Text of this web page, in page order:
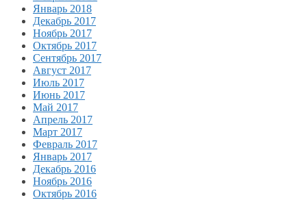
Январь 2018
Декабрь 2017
Ноябрь 2017
Октябрь 2017
Сентябрь 2017
Август 2017
Июль 2017
Июнь 2017
Май 2017
Апрель 2017
Март 2017
Февраль 2017
Январь 2017
Декабрь 2016
Ноябрь 2016
Октябрь 2016